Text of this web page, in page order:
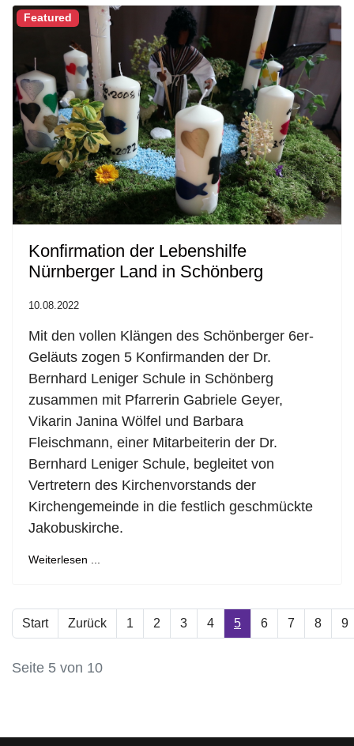
Featured
Konfirmation der Lebenshilfe
Nürnberger Land in Schönberg
10.08.2022
Mit den vollen Klängen des Schönberger 6er-
Geläuts zogen 5 Konfirmanden der Dr.
Bernhard Leniger Schule in Schönberg
zusammen mit Pfarrerin Gabriele Geyer,
Vikarin Janina Wölfel und Barbara
Fleischmann, einer Mitarbeiterin der Dr.
Bernhard Leniger Schule, begleitet von
Vertretern des Kirchenvorstands der
Kirchengemeinde in die festlich geschmückte
Jakobuskirche.
Weiterlesen ...
Start Zurück 1 2 3 4 5 6 7 8 9
Seite 5 von 10